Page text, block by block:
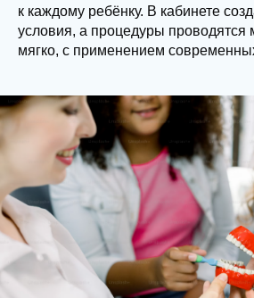
к каждому ребёнку. В кабинете
условия, а процедуры проводятся
мягко, с применением